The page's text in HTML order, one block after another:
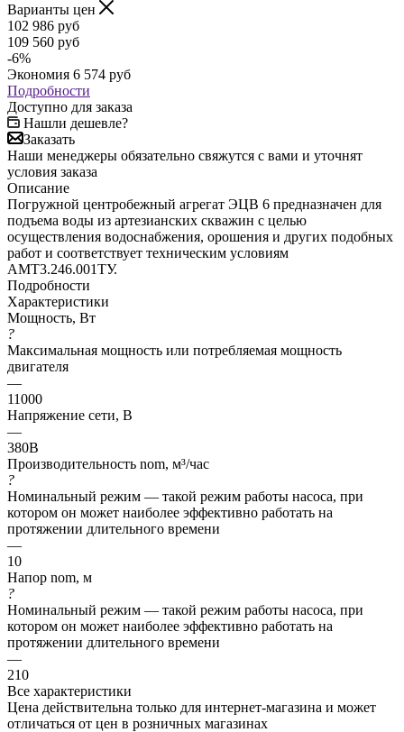
Варианты цен
102 986 руб
109 560 руб
-6%
Экономия 6 574 руб
Подробности
Доступно для заказа
Нашли дешевле?
Заказать
Наши менеджеры обязательно свяжутся с вами и уточнят
условия заказа
Описание
Погружной центробежный агрегат ЭЦВ 6 предназначен для
подъема воды из артезианских скважин с целью
осуществления водоснабжения, орошения и других подобных
работ и соответствует техническим условиям
АМТ3.246.001ТУ.
Подробности
Характеристики
Мощность, Вт
?
Максимальная мощность или потребляемая мощность
двигателя
—
11000
Напряжение сети, В
—
380В
Производительность nom, м³/час
?
Номинальный режим — такой режим работы насоса, при
котором он может наиболее эффективно работать на
протяжении длительного времени
—
10
Напор nom, м
?
Номинальный режим — такой режим работы насоса, при
котором он может наиболее эффективно работать на
протяжении длительного времени
—
210
Все характеристики
Цена действительна только для интернет-магазина и может
отличаться от цен в розничных магазинах